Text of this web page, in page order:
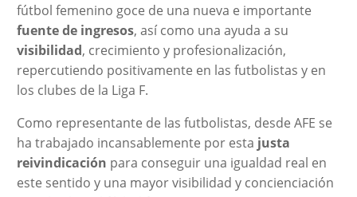
fútbol femenino goce de una nueva e importante
fuente de ingresos, así como una ayuda a su
visibilidad, crecimiento y profesionalización,
repercutiendo positivamente en las futbolistas y en
los clubes de la Liga F.
Como representante de las futbolistas, desde AFE se
ha trabajado incansablemente por esta justa
reivindicación para conseguir una igualdad real en
este sentido y una mayor visibilidad y concienciación